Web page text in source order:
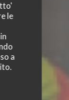
le
a